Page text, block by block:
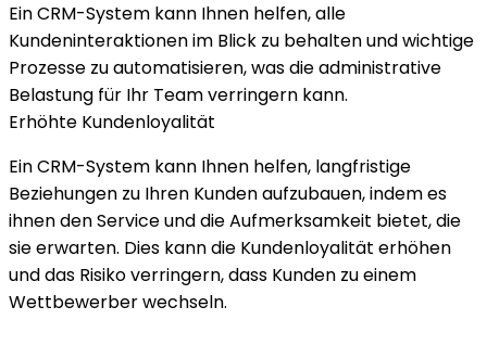
Ein CRM-System kann Ihnen helfen, alle
Kundeninteraktionen im Blick zu behalten und wichtige
Prozesse zu automatisieren, was die administrative
Belastung für Ihr Team verringern kann.
Erhöhte Kundenloyalität
Ein CRM-System kann Ihnen helfen, langfristige
Beziehungen zu Ihren Kunden aufzubauen, indem es
ihnen den Service und die Aufmerksamkeit bietet, die
sie erwarten. Dies kann die Kundenloyalität erhöhen
und das Risiko verringern, dass Kunden zu einem
Wettbewerber wechseln.